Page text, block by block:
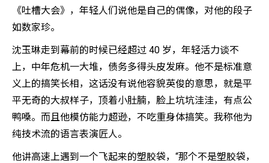
《吐槽大会》，年轻人们说他是自己的偶像，对他的段子
如数家珍。
沈玉琳走到幕前的时候已经超过 40 岁，年轻活力谈不
上，中年危机一大堆，债务多得头皮发麻。他不是标准意
义上的搞笑长相，这话没有说他容貌英俊的意思，就是平
平无奇的大叔样子，顶着小肚腩，脸上坑坑洼洼，有点公
鸭嗓。而且他模仿能力超逊，不吃重身体搞笑。我称他为
纯技术流的语言表演匠人。
他讲高速上遇到一个飞起来的塑胶袋，“那个不是塑胶袋，